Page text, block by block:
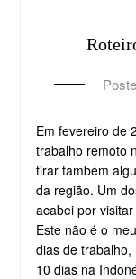
Em fevereiro de
trabalho remoto
tirar também
da região. Um
acabei por
Este não é o
dias de
10 dias na